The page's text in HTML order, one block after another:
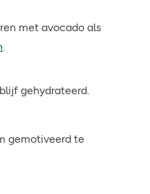
met avocado als
.
gehydrateerd.
gemotiveerd te